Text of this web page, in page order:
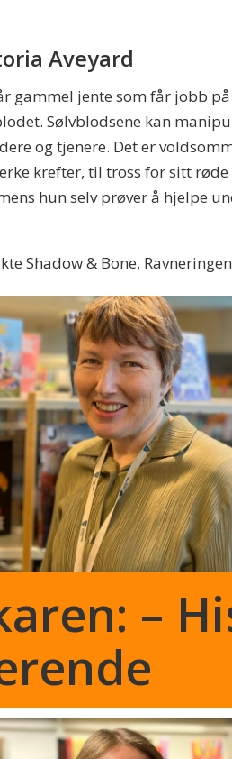
Aveyard
gammel jente som får jobb
Sølvblodsene kan
og tjenere. Det er
krefter, til tross for sitt
hun selv prøver å hjelpe
Shadow & Bone,
–